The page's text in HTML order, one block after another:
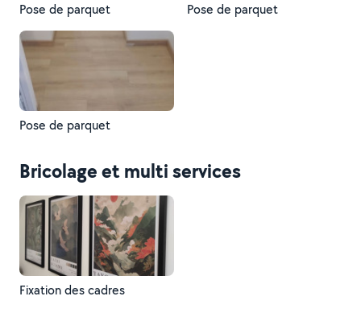
Pose de parquet Pose de parquet
Pose de parquet
Bricolage et multi services
Fixation des cadres